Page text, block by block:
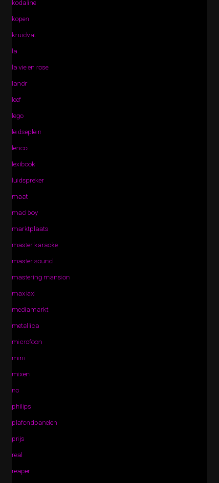
kodaline
kopen
kruidvat
la
la vie en rose
landr
leef
lego
leidseplein
lenco
lexibook
luidspreker
maat
mad boy
marktplaats
master karaoke
master sound
mastering mansion
maxiaxi
mediamarkt
metallica
microfoon
mini
mixen
no
philips
plafondpanelen
prijs
real
reaper